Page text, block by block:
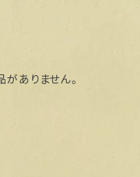
ありません。